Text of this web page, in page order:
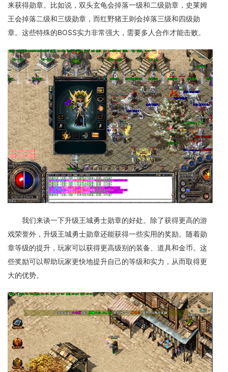
来获得勋章。比如说，双头玄龟会掉落一级和二级勋章，史莱姆
王会掉落二级和三级勋章，而红野猪王则会掉落三级和四级勋
章。这些特殊的BOSS实力非常强大，需要多人合作才能击败。
我们来谈一下升级王城勇士勋章的好处。除了获得更高的游
戏荣誉外，升级王城勇士勋章还能获得一些实用的奖励。随着勋
章等级的提升，玩家可以获得更高级别的装备、道具和金币。这
些奖励可以帮助玩家更快地提升自己的等级和实力，从而取得更
大的优势。